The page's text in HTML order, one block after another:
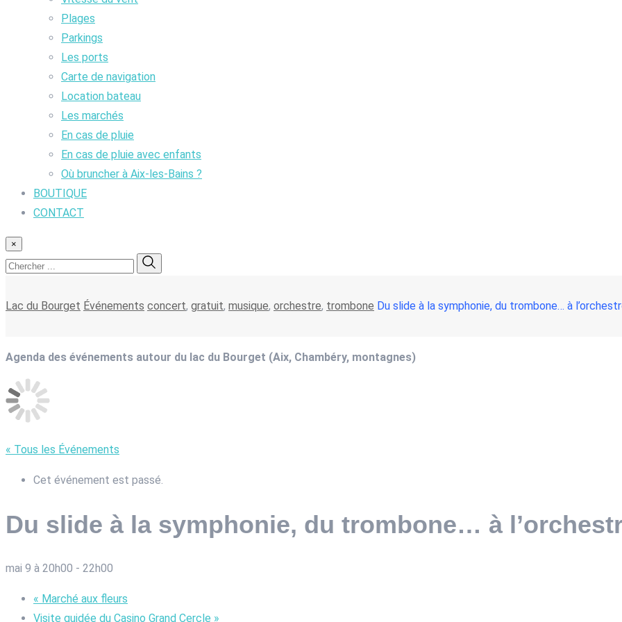
Plages
Parkings
Les ports
Carte de navigation
Location bateau
Les marchés
En cas de pluie
En cas de pluie avec enfants
Où bruncher à Aix-les-Bains ?
BOUTIQUE
CONTACT
×
Lac du Bourget Événements concert, gratuit, musique, orchestre, trombone Du slide à la symphonie, du trombone… à
Agenda des événements autour du lac du Bourget (Aix, Chambéry, montagnes)
« Tous les Événements
Cet événement est passé.
Du slide à la symphonie, du trombone… à
mai 9 à 20h00 - 22h00
« Marché aux fleurs
Visite guidée du Casino Grand Cercle »